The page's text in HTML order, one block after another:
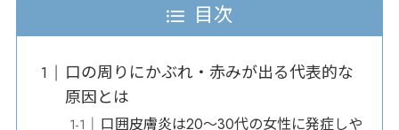
目次
口の周りにかぶれ・赤みが出る代表的な
原因とは
口囲皮膚炎は20〜30代の女性に発症しや